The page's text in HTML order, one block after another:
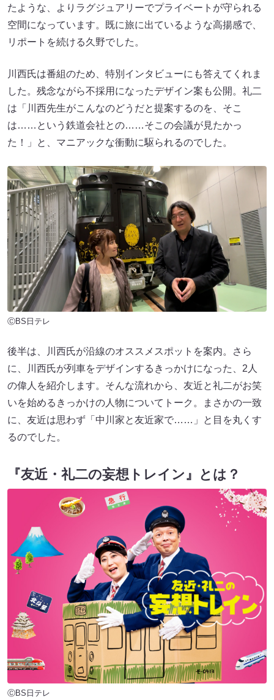
たような、よりラグジュアリーでプライベートが守られる
空間になっています。既に旅に出ているような高揚感で、
リポートを続ける久野でした。
川西氏は番組のため、特別インタビューにも答えてくれま
した。残念ながら不採用になったデザイン案も公開。礼二
は「川西先生がこんなのどうだと提案するのを、そこ
は……という鉄道会社との……そこの会議が見たかっ
た！」と、マニアックな衝動に駆られるのでした。
ⒸBS日テレ
後半は、川西氏が沿線のオススメスポットを案内。さら
に、川西氏が列車をデザインするきっかけになった、2人
の偉人を紹介します。そんな流れから、友近と礼二がお笑
いを始めるきっかけの人物についてトーク。まさかの一致
に、友近は思わず「中川家と友近家で……」と目を丸くす
るのでした。
『友近・礼二の妄想トレイン』とは？
ⒸBS日テレ